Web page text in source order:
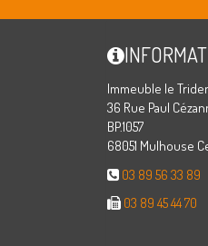
Immeuble le
36 Rue Paul
BP.1057
68051 Mulhouse
03 89 56 33 89
03 89 45 44 70